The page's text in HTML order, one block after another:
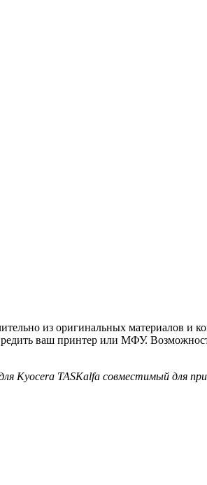
из оригинальных материалов
ваш принтер или МФУ.
Kyocera TASKalfa совместимый для